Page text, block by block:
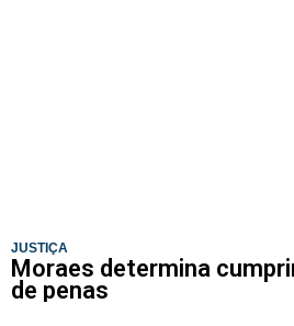
JUSTIÇA
Moraes determina
de penas